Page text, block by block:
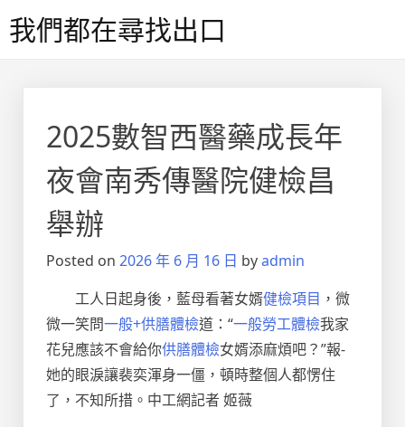
to我們都在尋找出口
2025數智西醫藥成長年
夜會南秀傳醫院健檢昌
舉辦
Posted on 2026 年 6 月 16 日 byadmin
工人日起身後，藍母看著女婿健檢項目 ，微
微一笑問一般+供膳體檢道：“一般勞工體檢我家
花兒應該不會給你供膳體檢女婿添麻煩吧？”報-
她的眼淚讓裴奕渾身一僵，頓時整個人都愣住
了，不知所措。中工網記者 姬薇